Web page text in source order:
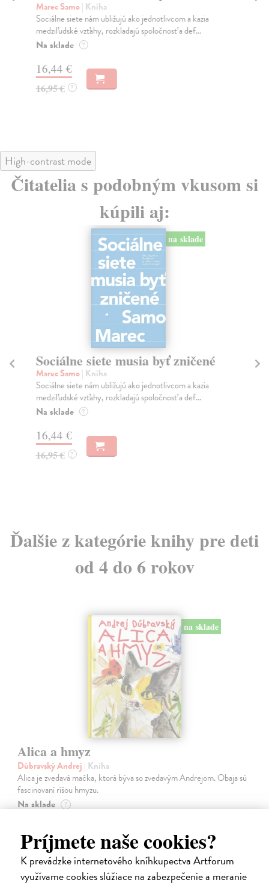
Príjmete naše cookies?
K prevádzke internetového kníhkupectva Artforum
využívame cookies slúžiace na zabezpečenie a meranie
Marec Samo| Kniha
Sociálne siete nám ubližujú ako jednotlivcom a kazia
medziľudské vzťahy, rozkladajú spoločnosť a def...
Na sklade ?
16,44 €
16,95 € ?
High-contrast mode
Čitatelia s podobným vkusom si
kúpili aj:
na sklade
Sociálne siete musia byť zničené
Marec Samo| Kniha
Sociálne siete nám ubližujú ako jednotlivcom a kazia
medziľudské vzťahy, rozkladajú spoločnosť a def...
Na sklade ?
16,44 €
16,95 € ?
Ďalšie z kategórie knihy pre deti
od 4 do 6 rokov
na sklade
Alica a hmyz
Dúbravský Andrej | Kniha
Alica je zvedavá mačka, ktorá býva so zvedavým Andrejom. Obaja sú
fascinovaní ríšou hmyzu.
Na sklade ?
28,90 € ?